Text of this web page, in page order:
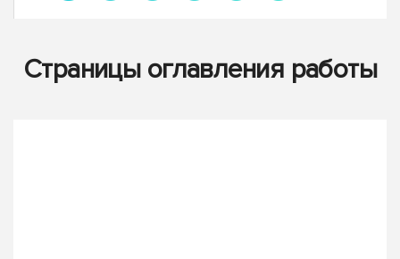
Страницы оглавления работы